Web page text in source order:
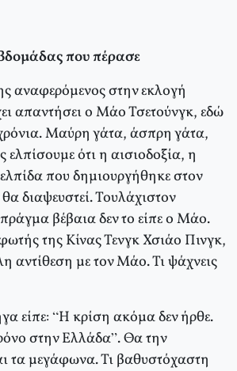
που πέρασε
αναφερόμενος στην εκλογή
απαντήσει ο Μάο Τσετούνγκ, εδώ
Μαύρη γάτα, άσπρη γάτα,
ελπίσουμε ότι η αισιοδοξία, η
που δημιουργήθηκε στον
διαψευστεί. Τουλάχιστον
βέβαια δεν το είπε ο Μάο.
της Κίνας Τενγκ Χσιάο Πινγκ,
αντίθεση με τον Μάο. Τι ψάχνεις
είπε: “Η κρίση ακόμα δεν ήρθε.
στην Ελλάδα”. Θα την
τα μεγάφωνα. Τι βαθυστόχαστη